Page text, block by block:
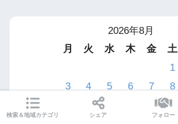
2026年8月
月
火 水 木 金 土
1
3
4 5 6 7 8
11 12 14 15
検索＆地域カテゴリ シェア フォロー